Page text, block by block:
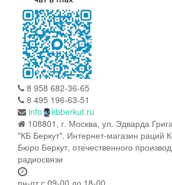
8 958 682-36-65
8 495 196-63-51
info
kbberkut.ru
108801, г. Москва, ул. Эдварда
"КБ Беркут". Интернет-магазин раций
Бюро Беркут, отечественного
радиосвязи